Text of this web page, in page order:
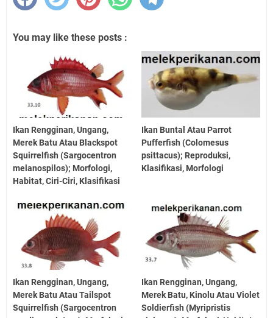
You may like these posts :
Ikan Rengginan, Ungang,
Merek Batu Atau Blackspot
Squirrelfish (Sargocentron
melanospilos); Morfologi,
Habitat, Ciri-Ciri, Klasifikasi
Ikan Buntal Atau Parrot
Pufferfish (Colomesus
psittacus); Reproduksi,
Klasifikasi, Morfologi
Ikan Rengginan, Ungang,
Merek Batu Atau Tailspot
Squirrelfish (Sargocentron
Ikan Rengginan, Ungang,
Merek Batu, Kinolu Atau Violet
Soldierfish (Myripristis